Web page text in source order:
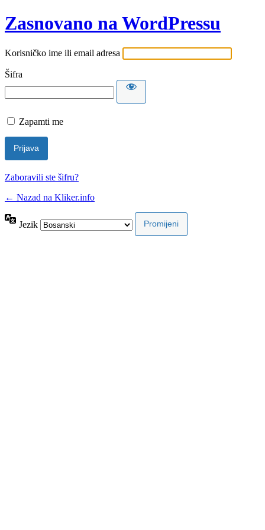
Zasnovano na WordPressu
Korisničko ime ili email adresa
Šifra
Zapamti me
Zaboravili ste šifru?
← Nazad na Kliker.info
Jezik